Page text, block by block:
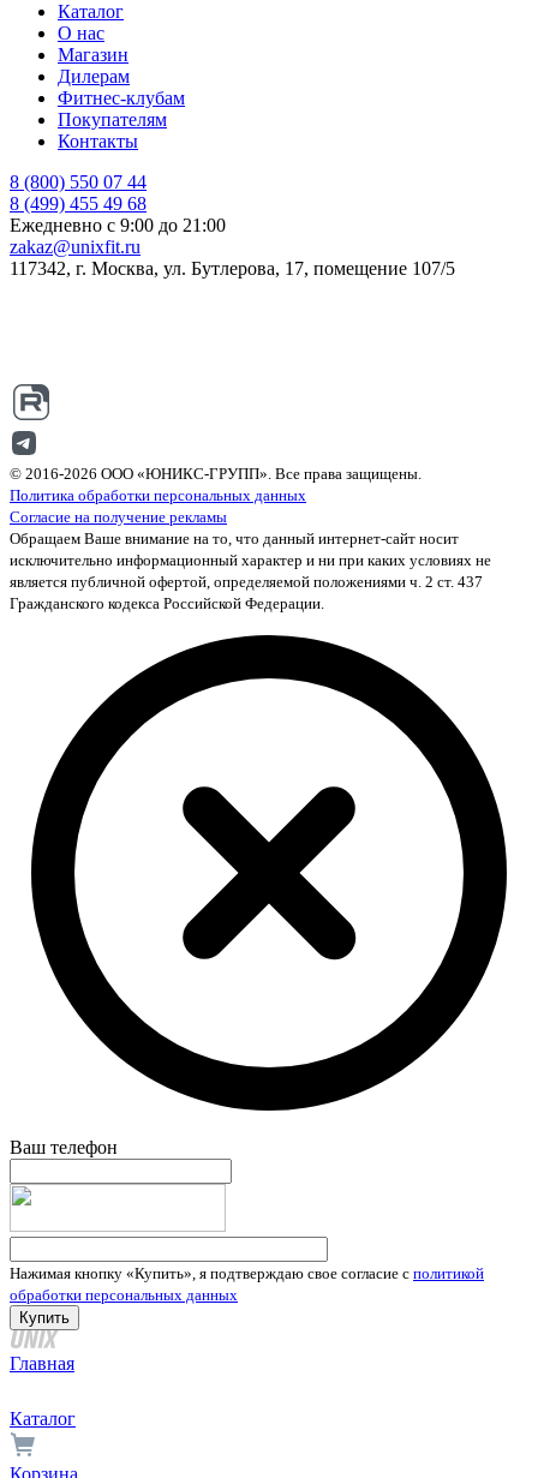
Каталог
О нас
Магазин
Дилерам
Фитнес-клубам
Покупателям
Контакты
8 (800) 550 07 44
8 (499) 455 49 68
Ежедневно с 9:00 до 21:00
zakaz@unixfit.ru
117342, г. Москва, ул. Бутлерова, 17, помещение 107/5
© 2016-2026 ООО «ЮНИКС-ГРУПП». Все права защищены.
Политика обработки персональных данных
Согласие на получение рекламы
Обращаем Ваше внимание на то, что данный интернет-сайт носит
исключительно информационный характер и ни при каких условиях не
является публичной офертой, определяемой положениями ч. 2 ст. 437
Гражданского кодекса Российской Федерации.
Ваш телефон
Нажимая кнопку «Купить», я подтверждаю свое согласие с политикой
обработки персональных данных
Главная
Каталог
Корзина